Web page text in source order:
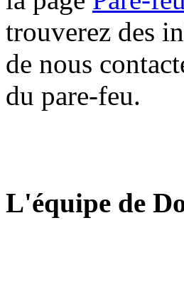
trouverez des
de nous
du pare-feu.
L'équipe de